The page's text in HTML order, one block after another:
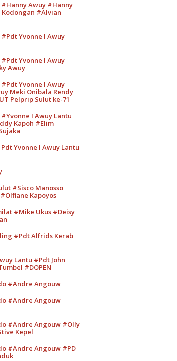
#Hanny Awuy #Hanny
Kodongan #Alvian
Yvonne I Awuy
Yvonne I Awuy
Awuy
Yvonne I Awuy
Meki Onibala Rendy
Pelprip Sulut ke-71
I Awuy Lantu
Kapoh #Elim
Yvonne I Awuy Lantu
#Sisco Manosso
Kapoyos
#Mike Ukus #Deisy
#Pdt Alfrids Kerab
Lantu #Pdt John
#DOPEN
#Andre Angouw
#Andre Angouw
#Andre Angouw #Olly
Kepel
#Andre Angouw #PD